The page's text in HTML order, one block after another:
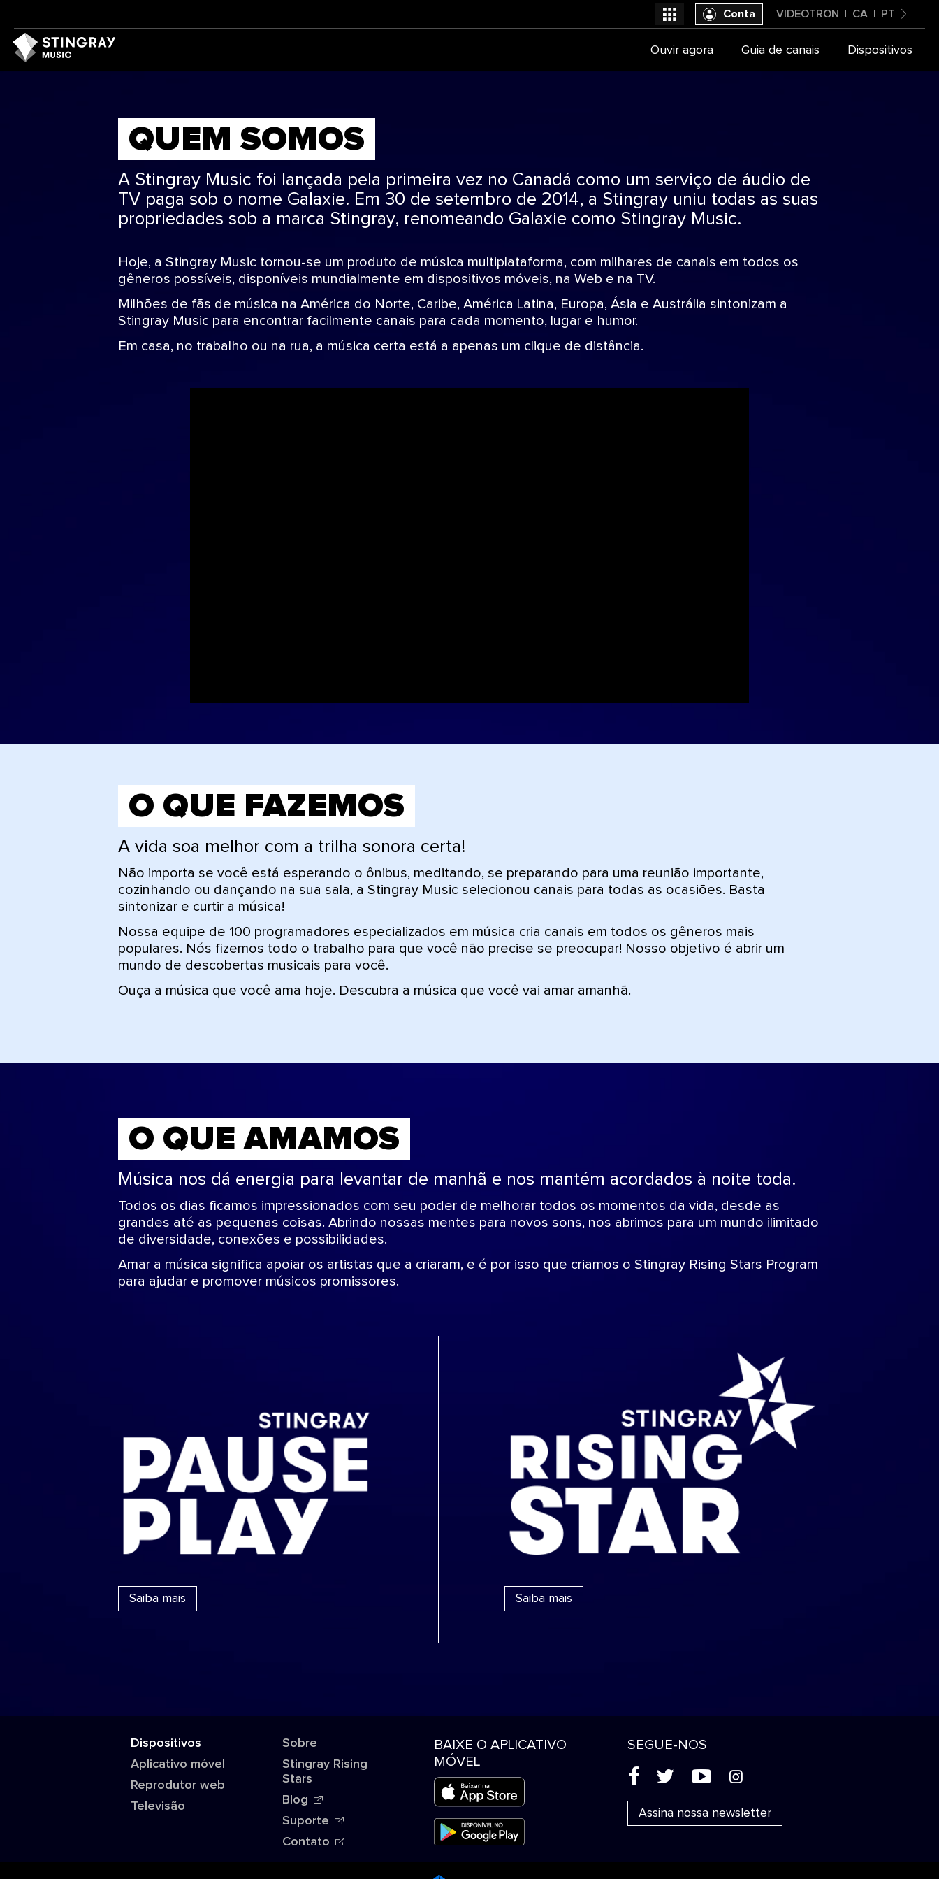
QUEM SOMOS
A Stingray Music foi lançada pela primeira vez no Canadá como um serviço de áudio de
TV paga sob o nome Galaxie. Em 30 de setembro de 2014, a Stingray uniu todas as suas
propriedades sob a marca Stingray, renomeando Galaxie como Stingray Music.
Hoje, a Stingray Music tornou-se um produto de música multiplataforma, com milhares de canais em todos os
gêneros possíveis, disponíveis mundialmente em dispositivos móveis, na Web e na TV.
Milhões de fãs de música na América do Norte, Caribe, América Latina, Europa, Ásia e Austrália sintonizam a
Stingray Music para encontrar facilmente canais para cada momento, lugar e humor.
Em casa, no trabalho ou na rua, a música certa está a apenas um clique de distância.
O QUE FAZEMOS
A vida soa melhor com a trilha sonora certa!
Não importa se você está esperando o ônibus, meditando, se preparando para uma reunião importante,
cozinhando ou dançando na sua sala, a Stingray Music selecionou canais para todas as ocasiões. Basta
sintonizar e curtir a música!
Nossa equipe de 100 programadores especializados em música cria canais em todos os gêneros mais
populares. Nós fizemos todo o trabalho para que você não precise se preocupar! Nosso objetivo é abrir um
mundo de descobertas musicais para você.
Ouça a música que você ama hoje. Descubra a música que você vai amar amanhã.
O QUE AMAMOS
Música nos dá energia para levantar de manhã e nos mantém acordados à noite toda.
Todos os dias ficamos impressionados com seu poder de melhorar todos os momentos da vida, desde as
grandes até as pequenas coisas. Abrindo nossas mentes para novos sons, nos abrimos para um mundo ilimitado
de diversidade, conexões e possibilidades.
Amar a música significa apoiar os artistas que a criaram, e é por isso que criamos o Stingray Rising Stars Program
para ajudar e promover músicos promissores.
Saiba mais Saiba mais
Dispositivos
Aplicativo móvel
Reprodutor web
Televisão
Sobre
Stingray Rising
Stars
Blog
Suporte
Contato
BAIXE O APLICATIVO
MÓVEL
SEGUE-NOS
( ' + &
Assina nossa newsletter
Canada
VIDEOTRON CA PT
Conta
Ouvir agora Guia de canais Dispositivos